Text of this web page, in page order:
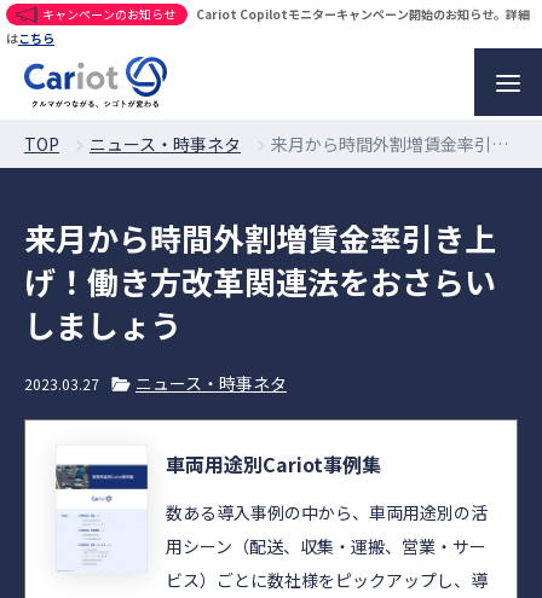
キャンペーンのお知らせ
Cariot Copilotモニターキャンペーン開始のお知らせ。詳細
はこちら
TOP ニュース・時事ネタ 来月から時間外割増賃金率引き上げ！働き方改革関連法をおさらいしましょう
来月から時間外割増賃金率引き上
げ！働き方改革関連法をおさらい
しましょう
2023.03.27 ニュース・時事ネタ
車両用途別Cariot事例集
数ある導入事例の中から、車両用途別の活
用シーン（配送、収集・運搬、営業・サー
ビス）ごとに数社様をピックアップし、導